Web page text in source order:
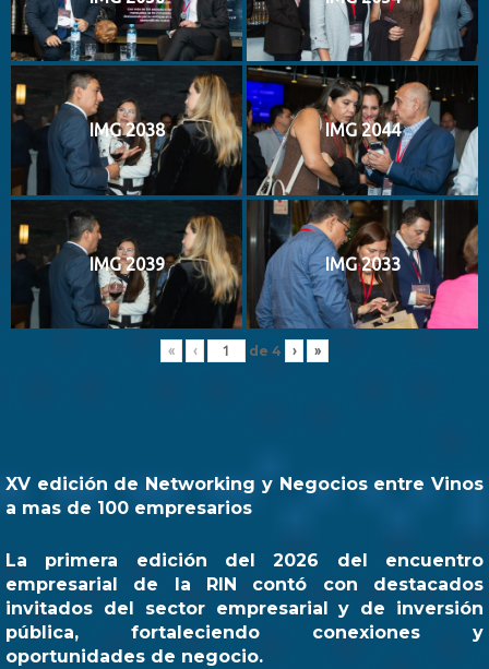
IMG 2038 IMG 2044
IMG 2039 IMG 2033
« ‹ de 4 › »
XV edición de Networking y Negocios entre Vinos
a mas de 100 empresarios
La primera edición del 2026 del encuentro
empresarial de la RIN contó con destacados
invitados del sector empresarial y de inversión
pública, fortaleciendo conexiones y
oportunidades de negocio.